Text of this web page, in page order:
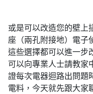
或是可以改造您的壁上
座（兩孔附接地）電子
這些選擇都可以進一步
可以向專業人士請教家
證每次電器迴路出問題
電料，今天就先跟大家